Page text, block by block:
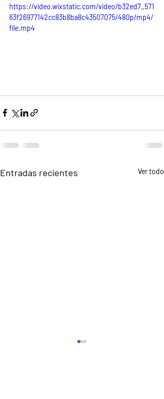
https://video.wixstatic.com/video/b32ed7_571
63f26977142cc83b8ba8c43507075/480p/mp4/
file.mp4
Entradas recientes Ver todo